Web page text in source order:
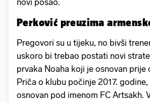
Perković preuzima
Pregovori su u tijeku, no bivši
uskoro bi trebao postati novi
prvaka Noaha koji je osnovan prije
Priča o klubu počinje 2017.
osnovan pod imenom FC Artsakh.